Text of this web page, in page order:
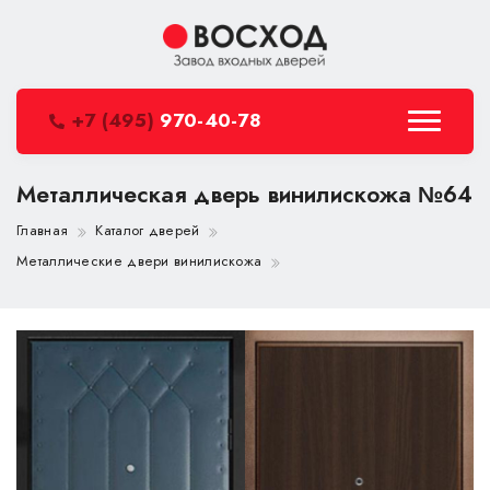
+7 (495) 970-40-78
Металлическая дверь винилискожа №64
Главная
Каталог дверей
Металлические двери винилискожа